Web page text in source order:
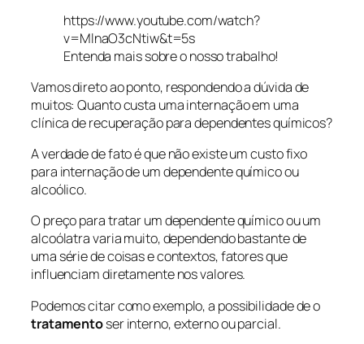
https://www.youtube.com/watch?
v=MlnaO3cNtiw&t=5s
Entenda mais sobre o nosso trabalho!
Vamos direto ao ponto, respondendo a dúvida de
muitos: Quanto custa uma internação em uma
clínica de recuperação para dependentes químicos?
A verdade de fato é que não existe um custo fixo
para internação de um dependente químico ou
alcoólico.
O preço para tratar um dependente químico ou um
alcoólatra varia muito, dependendo bastante de
uma série de coisas e contextos, fatores que
influenciam diretamente nos valores.
Podemos citar como exemplo, a possibilidade de o
tratamentoser interno, externo ou parcial.